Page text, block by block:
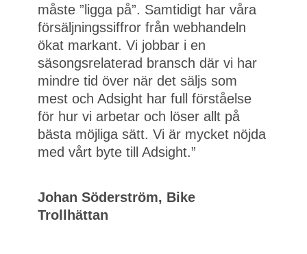
måste ”ligga på”. Samtidigt har våra
försäljningssiffror från webhandeln
ökat markant. Vi jobbar i en
säsongsrelaterad bransch där vi har
mindre tid över när det säljs som
mest och Adsight har full förståelse
för hur vi arbetar och löser allt på
bästa möjliga sätt. Vi är mycket nöjda
med vårt byte till Adsight.”
Johan Söderström, Bike
Trollhättan